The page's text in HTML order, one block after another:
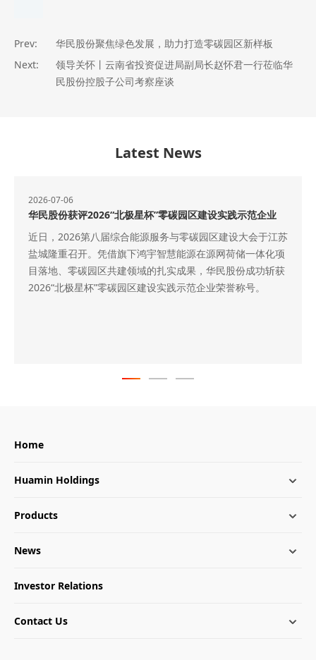
Prev:
华民股份聚焦绿色发展，助力打造零碳园区新样板
Next:
领导关怀丨云南省投资促进局副局长赵怀君一行莅临华
民股份控股子公司考察座谈
Latest News
北极星杯”零碳园区建设实践示范企业
综合能源服务与零碳园区建设大会于江苏
旗下鸿宇智慧能源在源网荷储一体化项
建领域的扎实成果，华民股份成功斩获
碳园区建设实践示范企业荣誉称号。
华民股份重磅战略
近日，华民股份在
式明确全力转型半
材料蓝海赛道，快
能。
Home
Huamin Holdings
Products
News
Investor Relations
Contact Us